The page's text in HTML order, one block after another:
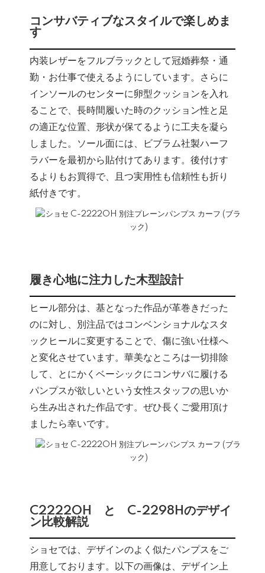
コンサバティブなスタイルで楽しめま
す
内装レザーをフルブラックとして冠婚葬祭・通
勤・お仕事で使えるようにしています。さらに
インソールのセンターに卵型クッションを入れ
ることで、長時間履いた時のクッション性と足
の適正な位置、形状が保てるように工夫を凝ら
しました。ソール面には、ビブラム社製ハーフ
ラバーを最初から貼付けてあります。後付けす
るよりもお買得で、且つ実用性も信頼性も折り
紙付きです。
履き心地に注力した木型設計
ヒール部分は、基となった作品が革巻きだった
のに対し、別注品ではコンベンショナルなスタ
ックヒールに変更することで、傷に強い仕様へ
と変化させています。華美なところは一切排除
して、とにかくベーシックにコンサバに履ける
パンプスが欲しいという女性スタッフの思いか
ら生み出された作品です。ぜひ長くご愛用頂け
ましたら幸いです。
C2222OH と C-2298Hのデザイ
ン比較解説
ショセでは、デザインのよく似たパンプスをご
用意しております。以下の画像は、デザイン上